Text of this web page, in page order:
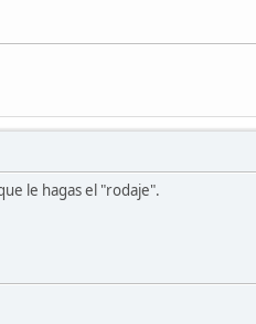
le hagas el "rodaje".